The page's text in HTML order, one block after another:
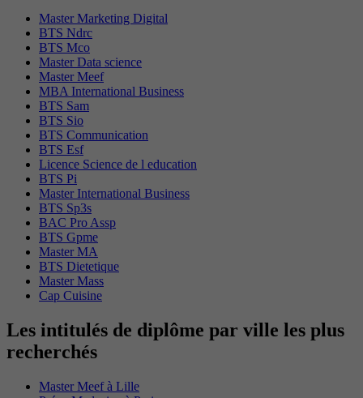
Master Marketing Digital
BTS Ndrc
BTS Mco
Master Data science
Master Meef
MBA International Business
BTS Sam
BTS Sio
BTS Communication
BTS Esf
Licence Science de l education
BTS Pi
Master International Business
BTS Sp3s
BAC Pro Assp
BTS Gpme
Master MA
BTS Dietetique
Master Mass
Cap Cuisine
Les intitulés de diplôme par ville les plus
recherchés
Master Meef à Lille